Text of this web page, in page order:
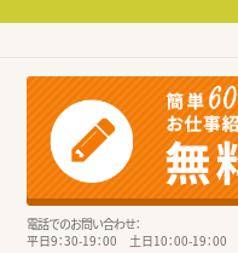
電話でのお問い合わせ：
平日9：30-19：00 土日10：00-19：00